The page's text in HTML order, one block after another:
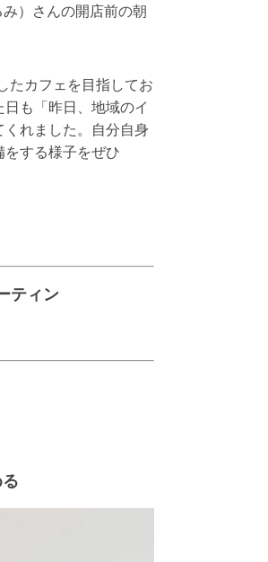
）さんの開店前の朝
たカフェを目指してお
も「昨日、地域のイ
れました。自分自身
する様子をぜひ
ティン